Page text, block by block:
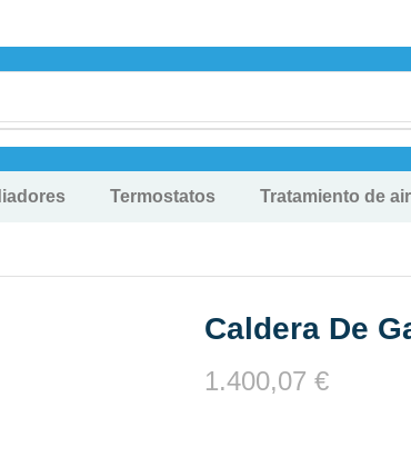
Termostatos Tratamiento de
Caldera De
1.400,07 €